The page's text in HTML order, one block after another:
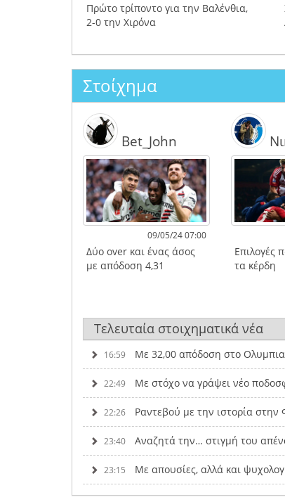
Πρώτο τρίποντο για την Βαλένθια,
2-0 την Χιρόνα
Στοίχημα
Bet_John
09/05/24 07:00
Δύο over και ένας άσος
με απόδοση 4,31
Επιλογές
τα κέρδη
Τελευταία στοιχηματικά νέα
16:59 Με 32,00 απόδοση στο
22:49 Με στόχο να γράψει νέο
22:26 Ραντεβού με την ιστορία
23:40 Αναζητά την… στιγμή του
23:15 Με απουσίες, αλλά και